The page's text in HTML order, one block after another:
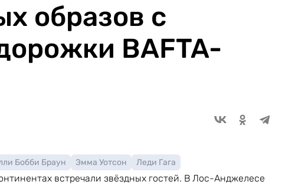
образов с
BAFTA-
Бобби Браун Эмма Уотсон Леди Гага
встречали звёздных гостей. В Лос-Анджелесе